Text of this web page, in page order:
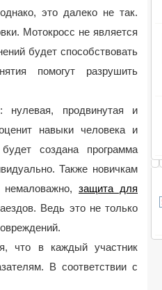
это далеко не так.
Мотокросс не является
будет способствовать
помогут разрушить
нулевая, продвинутая и
навыки человека и
создана программа
Также новичкам
защита для
Ведь это не только
что в каждый участник
В соответствии с